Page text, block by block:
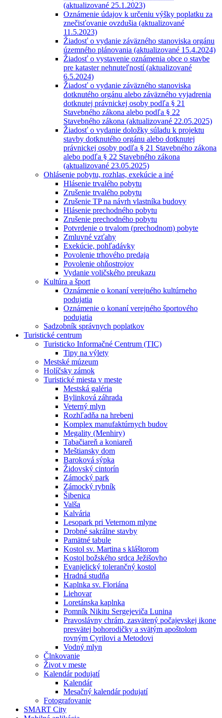
(aktualizované 25.1.2023)
Oznámenie údajov k určeniu výšky poplatku za
znečisťovanie ovzdušia (aktualizované
11.5.2023)
Žiadosť o vydanie záväzného stanoviska orgánu
územného plánovania (aktualizované 15.4.2024)
Žiadosť o vystavenie oznámenia obce o stavbe
pre kataster nehnuteľností (aktualizované
6.5.2024)
Žiadosť o vydanie záväzného stanoviska
dotknutého orgánu alebo záväzného vyjadrenia
dotknutej právnickej osoby podľa § 21
Stavebného zákona alebo podľa § 22
Stavebného zákona (aktualizované 22.05.2025)
Žiadosť o vydanie doložky súladu k projektu
stavby dotknutého orgánu alebo dotknutej
právnickej osoby podľa § 21 Stavebného zákona
alebo podľa § 22 Stavebného zákona
(aktualizované 23.05.2025)
Ohlásenie pobytu, rozhlas, exekúcie a iné
Hlásenie trvalého pobytu
Zrušenie trvalého pobytu
Zrušenie TP na návrh vlastníka budovy
Hlásenie prechodného pobytu
Zrušenie prechodného pobytu
Potvrdenie o trvalom (prechodnom) pobyte
Zmluvné vzťahy
Exekúcie, pohľadávky
Povolenie trhového predaja
Povolenie ohňostrojov
Vydanie voličského preukazu
Kultúra a šport
Oznámenie o konaní verejného kultúrneho
podujatia
Oznámenie o konaní verejného športového
podujatia
Sadzobník správnych poplatkov
Turistické centrum
Turisticko Informačné Centrum (TIC)
Tipy na výlety
Mestské múzeum
Holíčsky zámok
Turistické miesta v meste
Mestská galéria
Bylinková záhrada
Veterný mlyn
Rozhľadňa na hrebeni
Komplex manufaktúrnych budov
Megality (Menhiry)
Tabačiareň a koniareň
Meštiansky dom
Baroková sýpka
Židovský cintorín
Zámocký park
Zámocký rybník
Šibenica
Valša
Kalvária
Lesopark pri Veternom mlyne
Drobné sakrálne stavby
Pamätné tabule
Kostol sv. Martina s kláštorom
Kostol božského srdca Ježišovho
Evanjelický tolerančný kostol
Hradná studňa
Kaplnka sv. Floriána
Liehovar
Loretánska kaplnka
Pomník Nikitu Sergejeviča Lunina
Pravoslávny chrám, zasvätený počajevskej ikone
presvätej bohorodičky a svätým apoštolom
rovným Cyrilovi a Metodovi
Vodný mlyn
Člnkovanie
Život v meste
Kalendár podujatí
Kalendár
Mesačný kalendár podujatí
Fotografovanie
SMART City